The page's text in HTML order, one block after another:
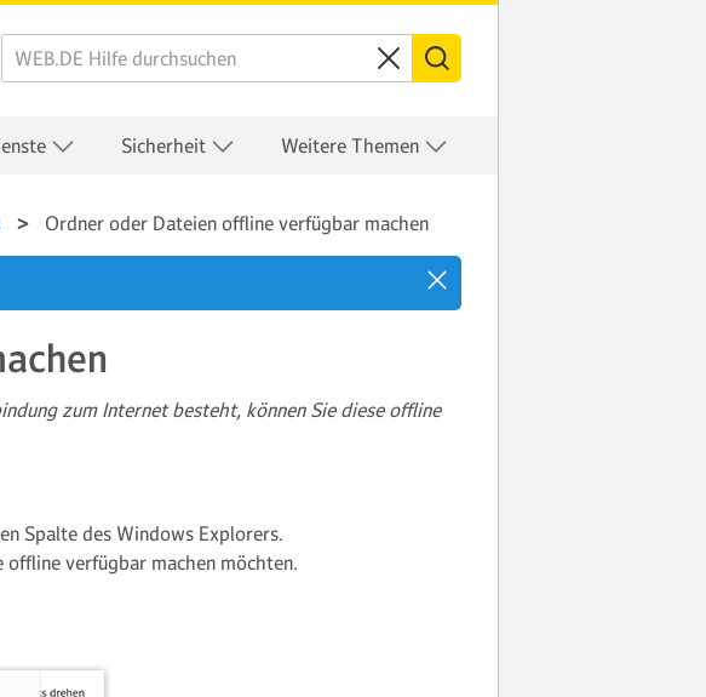
Sicherheit Weitere Themen
Ordner oder Dateien offline verfügbar machen
zum Internet besteht, können Sie diese offline
Spalte des Windows Explorers.
verfügbar machen möchten.